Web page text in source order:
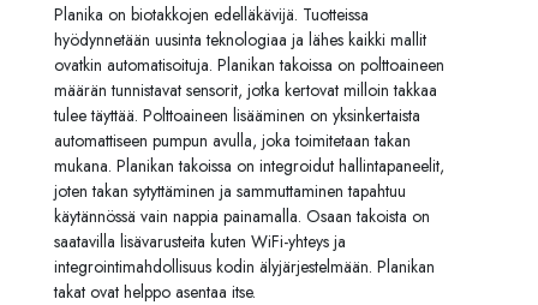
Planika on biotakkojen edelläkävijä. Tuotteissa
hyödynnetään uusinta teknologiaa ja lähes kaikki mallit
ovatkin automatisoituja. Planikan takoissa on polttoaineen
määrän tunnistavat sensorit, jotka kertovat milloin takkaa
tulee täyttää. Polttoaineen lisääminen on yksinkertaista
automattiseen pumpun avulla, joka toimitetaan takan
mukana. Planikan takoissa on integroidut hallintapaneelit,
joten takan sytyttäminen ja sammuttaminen tapahtuu
käytännössä vain nappia painamalla. Osaan takoista on
saatavilla lisävarusteita kuten WiFi-yhteys ja
integrointimahdollisuus kodin älyjärjestelmään. Planikan
takat ovat helppo asentaa itse.